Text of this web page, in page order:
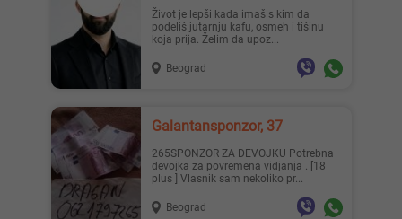
Život je lepši kada imaš s kim da
podeliš jutarnju kafu, osmeh i tišinu
koja prija. Želim da upoz...
Beograd
Galantansponzor, 37
265SPONZOR ZA DEVOJKU Potrebna
devojka za povremena vidjanja . [18
plus ] Vlasnik sam nekoliko pr...
Beograd